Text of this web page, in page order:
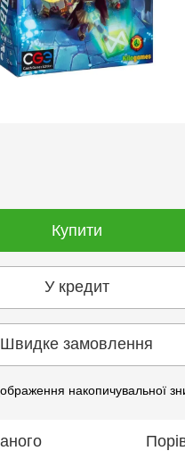
Купити
У кредит
Швидке замовлення
накопичувальної